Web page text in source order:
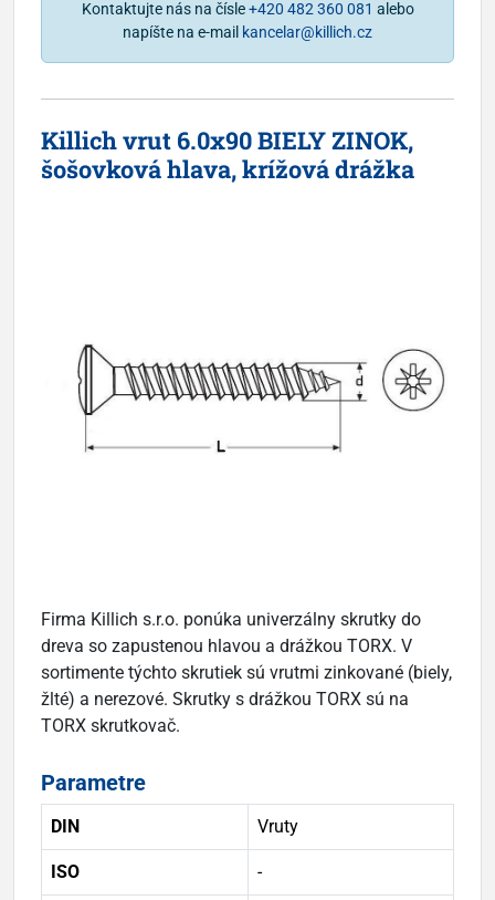
Kontaktujte nás na čísle+420 482 360 081 alebo
napíšte na e-mail kancelar@killich.cz
Killich vrut 6.0x90 BIELY ZINOK,
šošovková hlava, krížová drážka
Firma Killich s.r.o. ponúka univerzálny skrutky do
dreva so zapustenou hlavou a drážkou TORX. V
sortimente týchto skrutiek sú vrutmi zinkované (biely,
žlté) a nerezové. Skrutky s drážkou TORX sú na
TORX skrutkovač.
Parametre
DIN Vruty
ISO -